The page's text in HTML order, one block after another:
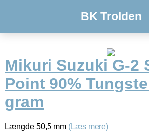
BK Trolden
Mikuri Suzuki G-2
Point 90%
gram
Længde 50,5 mm (Læs mere)